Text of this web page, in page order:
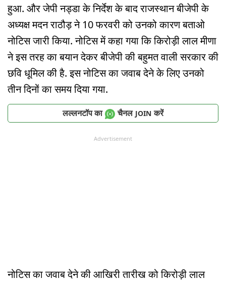
हुआ. और जेपी नड्डा के निर्देश के बाद राजस्थान बीजेपी के
अध्यक्ष मदन राठौड़ ने 10 फरवरी को उनको कारण बताओ
नोटिस जारी किया. नोटिस में कहा गया कि किरोड़ी लाल मीणा
ने इस तरह का बयान देकर बीजेपी की बहुमत वाली सरकार की
छवि धूमिल की है. इस नोटिस का जवाब देने के लिए उनको
तीन दिनों का समय दिया गया.
लल्लनटॉप का चैनल JOIN करें
Advertisement
नोटिस का जवाब देने की आखिरी तारीख को किरोड़ी लाल